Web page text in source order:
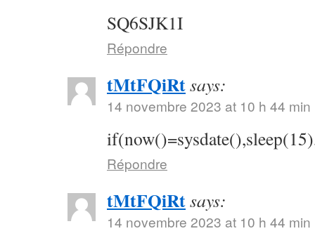
SQ6SJK1I
Répondre
tMtFQiRtsays:
14 novembre 2023 at 10 h 44 min
Répondre
tMtFQiRtsays:
14 novembre 2023 at 10 h 44 min